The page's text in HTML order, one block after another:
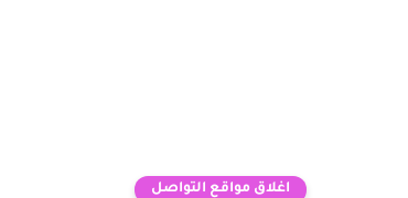
اغلاق ‏مواقع ‏التواصل